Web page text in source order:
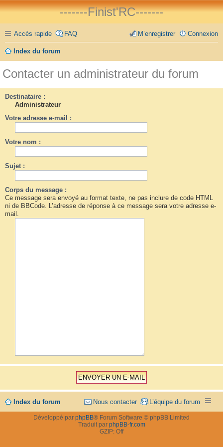
-------Finist'RC-------
Accès rapide FAQ Connexion
M’enregistrer
Index du forum
Contacter un administrateur du forum
Destinataire :
Administrateur
Votre adresse e-mail :
Votre nom :
Sujet :
Corps du message :
Ce message sera envoyé au format texte, ne pas inclure de code HTML
ni de BBCode. L’adresse de réponse à ce message sera votre adresse e-
mail.
Index du forum L’équipe du forum
Nous contacter
Développé par phpBB® Forum Software © phpBB Limited
Traduit par phpBB-fr.com
GZIP: Off